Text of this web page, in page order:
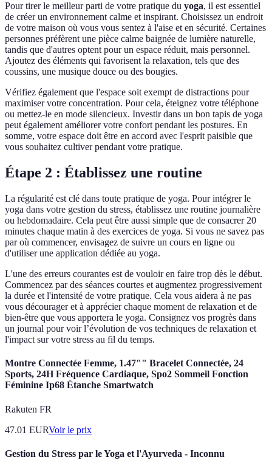
Pour tirer le meilleur parti de votre pratique du yoga, il est essentiel
de créer un environnement calme et inspirant. Choisissez un endroit
de votre maison où vous vous sentez à l'aise et en sécurité. Certaines
personnes préfèrent une pièce calme baignée de lumière naturelle,
tandis que d'autres optent pour un espace réduit, mais personnel.
Ajoutez des éléments qui favorisent la relaxation, tels que des
coussins, une musique douce ou des bougies.
Vérifiez également que l'espace soit exempt de distractions pour
maximiser votre concentration. Pour cela, éteignez votre téléphone
ou mettez-le en mode silencieux. Investir dans un bon tapis de yoga
peut également améliorer votre confort pendant les postures. En
somme, votre espace doit être en accord avec l'esprit paisible que
vous souhaitez cultiver pendant votre pratique.
Étape 2 : Établissez une routine
La régularité est clé dans toute pratique de yoga. Pour intégrer le
yoga dans votre gestion du stress, établissez une routine journalière
ou hebdomadaire. Cela peut être aussi simple que de consacrer 20
minutes chaque matin à des exercices de yoga. Si vous ne savez pas
par où commencer, envisagez de suivre un cours en ligne ou
d'utiliser une application dédiée au yoga.
L'une des erreurs courantes est de vouloir en faire trop dès le début.
Commencez par des séances courtes et augmentez progressivement
la durée et l'intensité de votre pratique. Cela vous aidera à ne pas
vous décourager et à apprécier chaque moment de relaxation et de
bien-être que vous apportera le yoga. Consignez vos progrès dans
un journal pour voir l’évolution de vos techniques de relaxation et
l'impact sur votre stress au fil du temps.
Montre Connectée Femme, 1.47"" Bracelet Connectée, 24
Sports, 24H Fréquence Cardiaque, Spo2 Sommeil Fonction
Féminine Ip68 Étanche Smartwatch
Rakuten FR
47.01 EURVoir le prix
Gestion du Stress par le Yoga et l'Ayurveda - Inconnu